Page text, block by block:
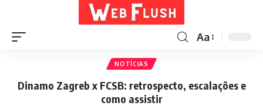
Aa
NOTÍCIAS
Dinamo Zagreb x FCSB: retrospecto, escalações e
como assistir